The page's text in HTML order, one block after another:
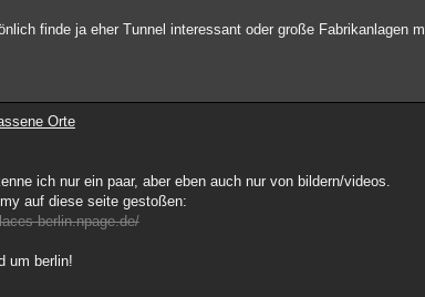
finde ja eher Tunnel interessant oder große Fabrikanlagen
Orte
ich nur ein paar, aber eben auch nur von bildern/videos.
auf diese seite gestoßen:
berlin.npage.de/
um berlin!